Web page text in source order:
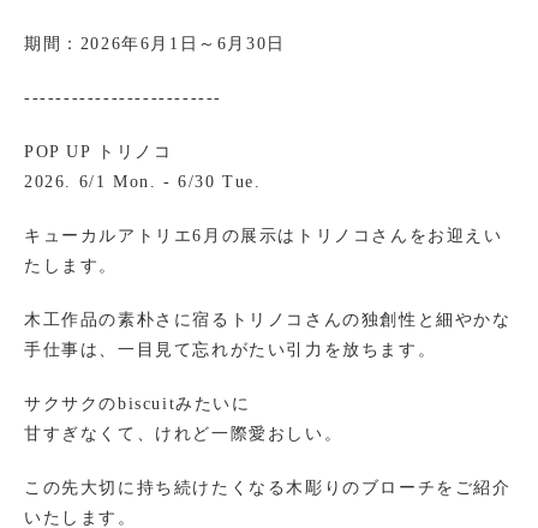
期間：2026年6月1日～6月30日
-------------------------
POP UP トリノコ
2026. 6/1 Mon. - 6/30 Tue.
キューカルアトリエ6月の展示はトリノコさんをお迎えい
たします。
木工作品の素朴さに宿るトリノコさんの独創性と細やかな
手仕事は、一目見て忘れがたい引力を放ちます。
サクサクのbiscuitみたいに
甘すぎなくて、けれど一際愛おしい。
この先大切に持ち続けたくなる木彫りのブローチをご紹介
いたします。